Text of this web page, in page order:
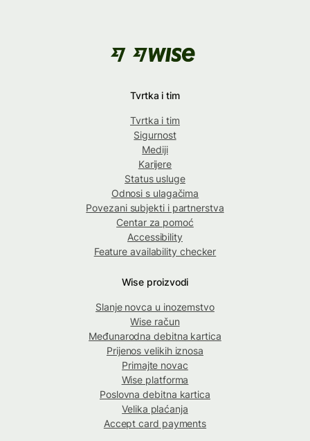
Tvrtka i tim
Tvrtka i tim
Sigurnost
Mediji
Karijere
Status usluge
Odnosi s ulagačima
Povezani subjekti i partnerstva
Centar za pomoć
Accessibility
Feature availability checker
Wise proizvodi
Slanje novca u inozemstvo
Wise račun
Međunarodna debitna kartica
Prijenos velikih iznosa
Primajte novac
Wise platforma
Poslovna debitna kartica
Velika plaćanja
Accept card payments